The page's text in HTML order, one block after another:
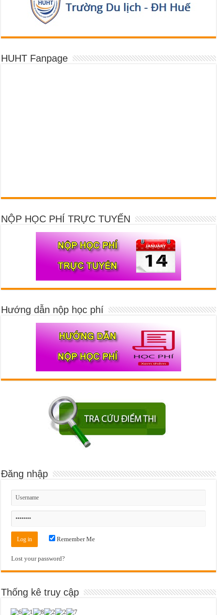
HUHT Fanpage
NỘP HỌC PHÍ TRỰC TUYẾN
Hướng dẫn nộp học phí
Đăng nhập
Remember Me
Lost your password?
Thống kê truy cập